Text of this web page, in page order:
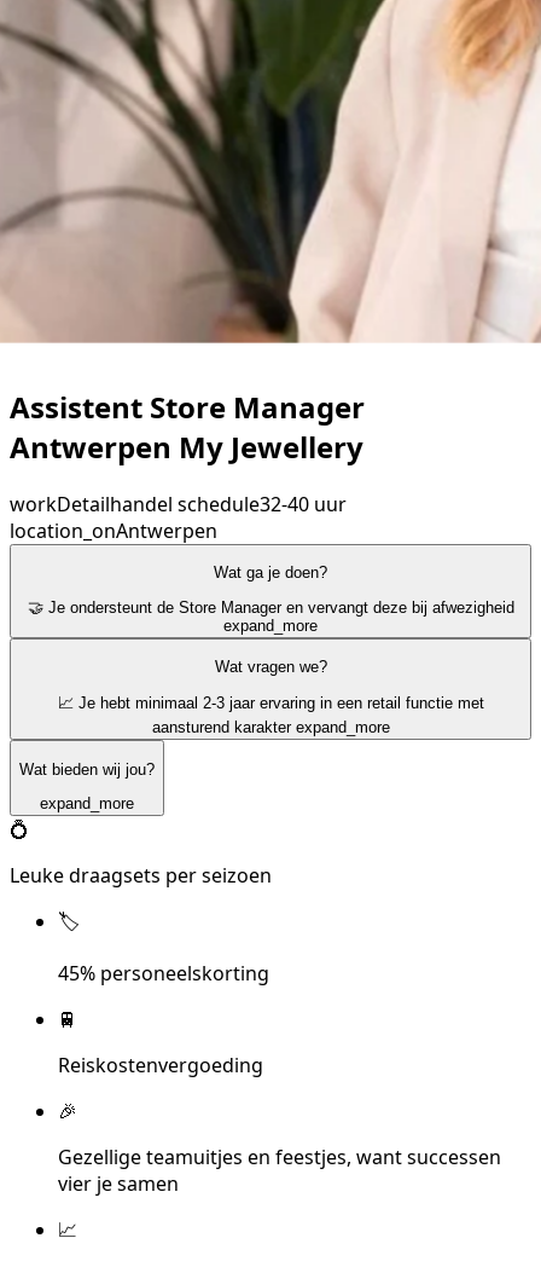
Assistent Store Manager
Antwerpen My Jewellery
workDetailhandel schedule32-40 uur
location_onAntwerpen
Wat ga je doen?
🤝 Je ondersteunt de Store Manager en vervangt deze bij afwezigheid
expand_more
Wat vragen we?
📈 Je hebt minimaal 2-3 jaar ervaring in een retail functie met
aansturend karakter expand_more
Wat bieden wij jou?
expand_more
💍
Leuke draagsets per seizoen
🏷️
45% personeelskorting
🚆
Reiskostenvergoeding
🎉
Gezellige teamuitjes en feestjes, want successen
vier je samen
📈